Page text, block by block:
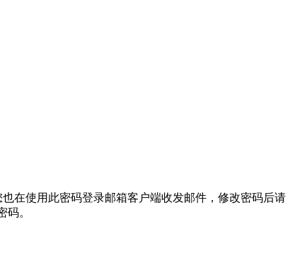
在使用此密码登录邮箱客户端收发邮件，修改密码后请
。